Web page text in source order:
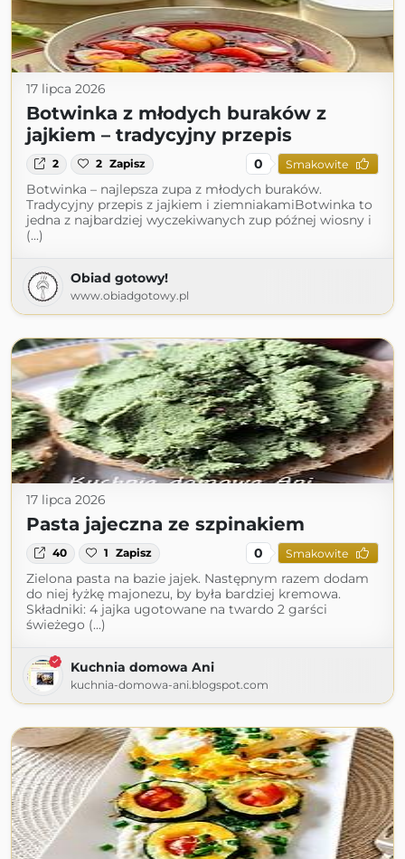
17 lipca 2026
Botwinka z młodych buraków z
jajkiem – tradycyjny przepis
2 2 Zapisz 0 Smakowite
Botwinka – najlepsza zupa z młodych buraków.
Tradycyjny przepis z jajkiem i ziemniakamiBotwinka to
jedna z najbardziej wyczekiwanych zup późnej wiosny i
(...)
Obiad gotowy!
www.obiadgotowy.pl
17 lipca 2026
Pasta jajeczna ze szpinakiem
40 1 Zapisz 0 Smakowite
Zielona pasta na bazie jajek. Następnym razem dodam
do niej łyżkę majonezu, by była bardziej kremowa.
Składniki: 4 jajka ugotowane na twardo 2 garści
świeżego (...)
Kuchnia domowa Ani
kuchnia-domowa-ani.blogspot.com